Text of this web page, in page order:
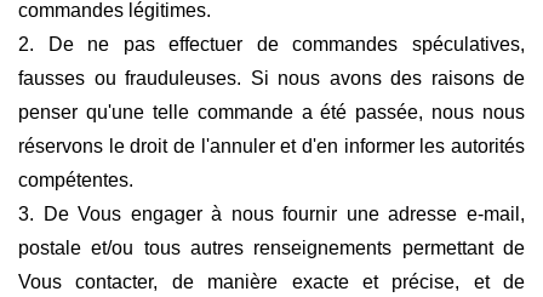
commandes légitimes.
2. De ne pas effectuer de commandes spéculatives,
fausses ou frauduleuses. Si nous avons des raisons de
penser qu'une telle commande a été passée, nous nous
réservons le droit de l'annuler et d'en informer les autorités
compétentes.
3. De Vous engager à nous fournir une adresse e-mail,
postale et/ou tous autres renseignements permettant de
Vous contacter, de manière exacte et précise, et de